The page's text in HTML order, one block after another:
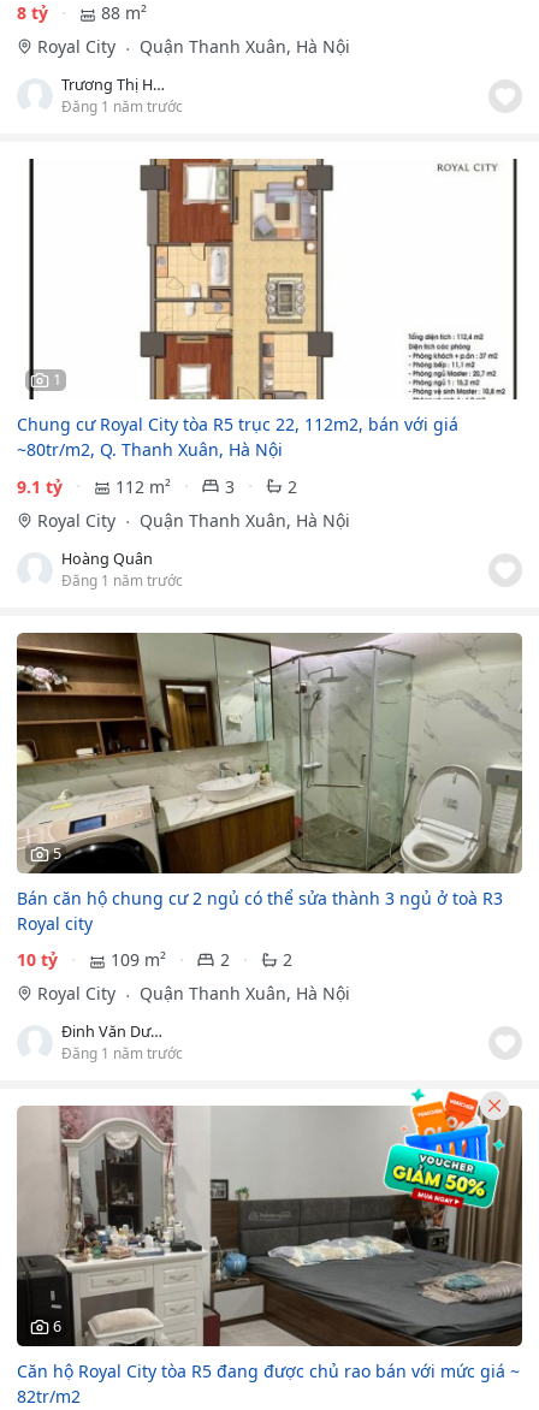
8 tỷ
88 m²
Royal City
Quận Thanh Xuân, Hà Nội
Trương Thị Huyền
Đăng 1 năm trước
1
Chung cư Royal City tòa R5 trục 22, 112m2, bán với giá
~80tr/m2, Q. Thanh Xuân, Hà Nội
9.1 tỷ
112 m² 3
2
Royal City
Quận Thanh Xuân, Hà Nội
Hoàng Quân
Đăng 1 năm trước
5
Bán căn hộ chung cư 2 ngủ có thể sửa thành 3 ngủ ở toà R3
Royal city
10 tỷ
109 m² 2
2
Royal City
Quận Thanh Xuân, Hà Nội
Đinh Văn Dương
Đăng 1 năm trước
6
Căn hộ Royal City tòa R5 đang được chủ rao bán với mức giá ~
82tr/m2